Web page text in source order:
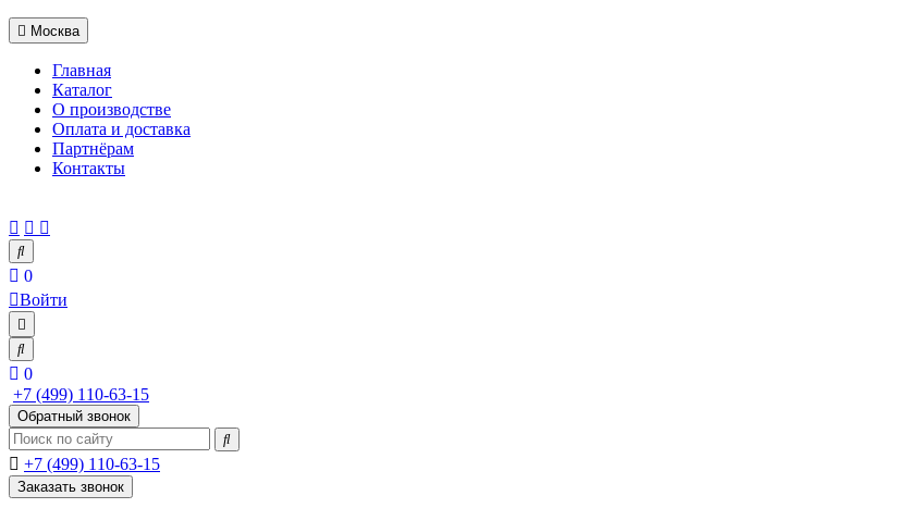
Москва
Главная
Каталог
О производстве
Оплата и доставка
Партнёрам
Контакты
0
Войти
0
+7 (499) 110-63-15
Обратный звонок
+7 (499) 110-63-15
Заказать звонок